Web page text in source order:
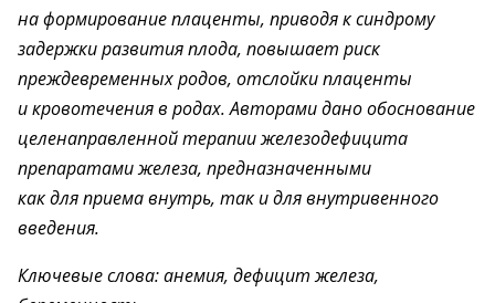
на формирование плаценты, приводя к синдрому
задержки развития плода, повышает риск
преждевременных родов, отслойки плаценты
и кровотечения в родах. Авторами дано обоснование
целенаправленной терапии железодефицита
препаратами железа, предназначенными
как для приема внутрь, так и для внутривенного
введения.
Ключевые слова: анемия, дефицит железа,